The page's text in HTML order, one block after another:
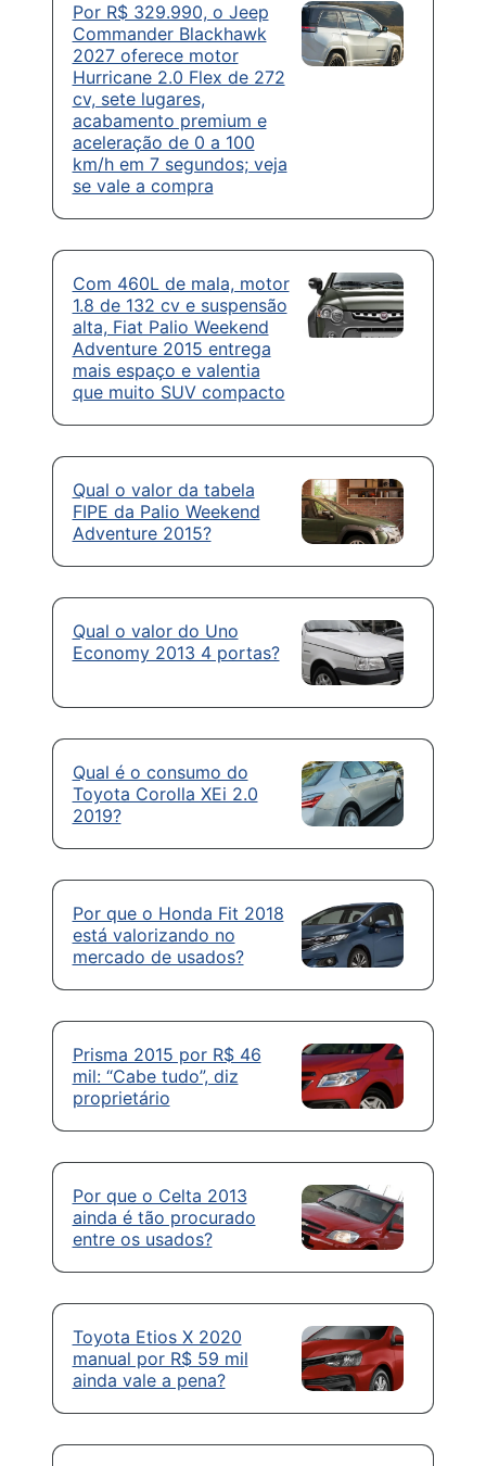
Por R$ 329.990, o Jeep
Commander Blackhawk
2027 oferece motor
Hurricane 2.0 Flex de 272
cv, sete lugares,
acabamento premium e
aceleração de 0 a 100
km/h em 7 segundos; veja
se vale a compra
Com 460L de mala, motor
1.8 de 132 cv e suspensão
alta, Fiat Palio Weekend
Adventure 2015 entrega
mais espaço e valentia
que muito SUV compacto
Qual o valor da tabela
FIPE da Palio Weekend
Adventure 2015?
Qual o valor do Uno
Economy 2013 4 portas?
Qual é o consumo do
Toyota Corolla XEi 2.0
2019?
Por que o Honda Fit 2018
está valorizando no
mercado de usados?
Prisma 2015 por R$ 46
mil: “Cabe tudo”, diz
proprietário
Por que o Celta 2013
ainda é tão procurado
entre os usados?
Toyota Etios X 2020
manual por R$ 59 mil
ainda vale a pena?